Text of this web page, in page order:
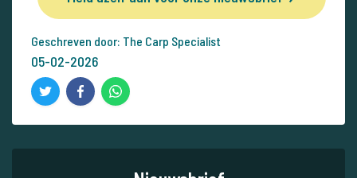
Geschreven door: The Carp Specialist
05-02-2026